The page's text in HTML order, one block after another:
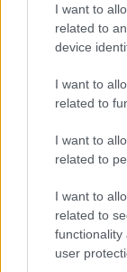
I want to
related to
device
I want to
related to
I want to
related to
I want to
related to
functionality
user